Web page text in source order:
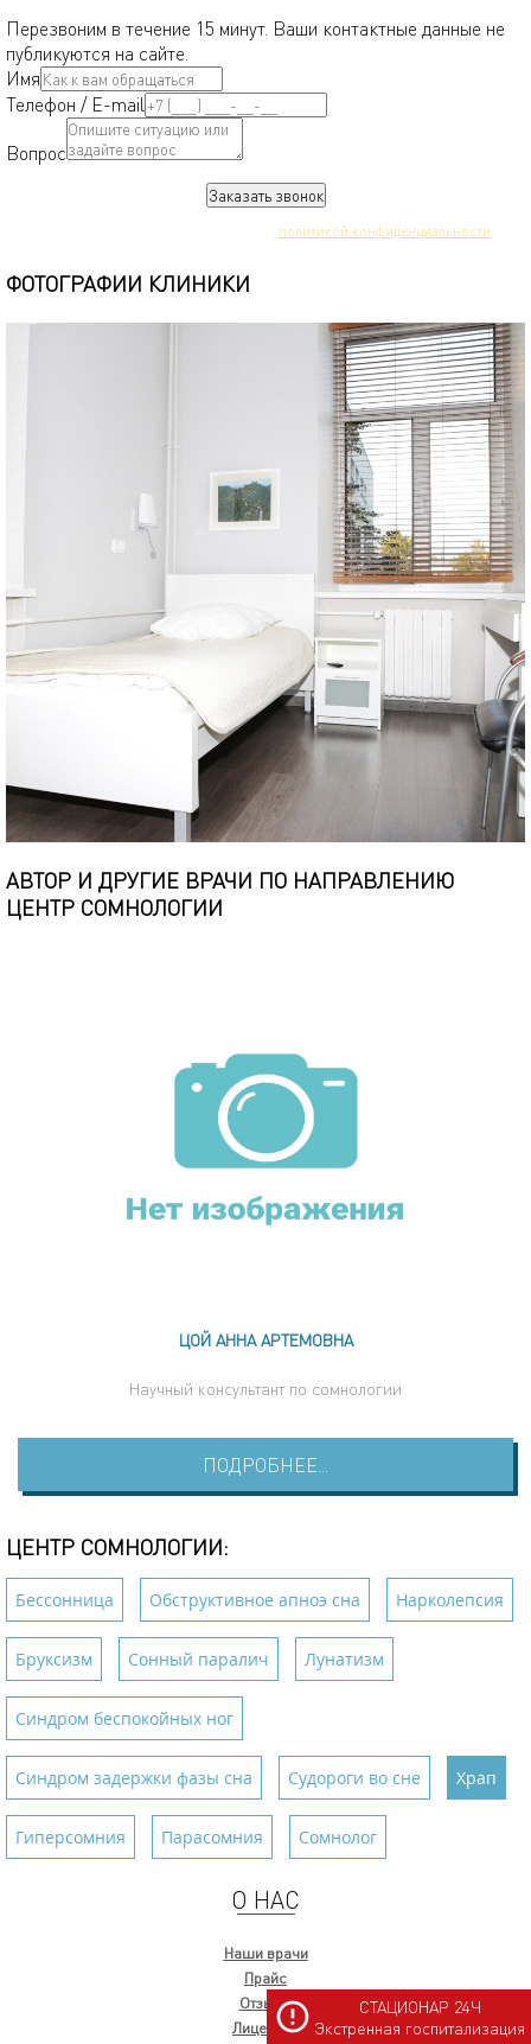
Перезвоним в течение 15 минут. Ваши контактные данные не
публикуются на сайте.
Имя
Телефон / E-mail
Вопрос
Заказать звонок
политикой конфиденциальности
ФОТОГРАФИИ КЛИНИКИ
АВТОР И ДРУГИЕ ВРАЧИ ПО НАПРАВЛЕНИЮ
ЦЕНТР СОМНОЛОГИИ
ЦОЙ АННА АРТЕМОВНА
Научный консультант по сомнологии
ПОДРОБНЕЕ...
ЦЕНТР СОМНОЛОГИИ:
Бессонница Обструктивное апноэ сна Нарколепсия
Бруксизм Сонный паралич Лунатизм
Синдром беспокойных ног
Синдром задержки фазы сна Судороги во сне Храп
Гиперсомния Парасомния Сомнолог
О НАС
Наши врачи
Прайс
Отзывы
Лицензии
СТАЦИОНАР 24Ч
Экстренная госпитализация